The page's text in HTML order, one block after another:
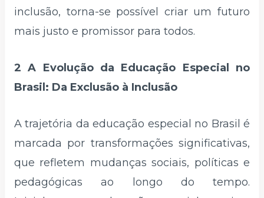
inclusão, torna-se possível criar um futuro
mais justo e promissor para todos.
2 A Evolução da Educação Especial no
Brasil: Da Exclusão à Inclusão
A trajetória da educação especial no Brasil é
marcada por transformações significativas,
que refletem mudanças sociais, políticas e
pedagógicas ao longo do tempo.